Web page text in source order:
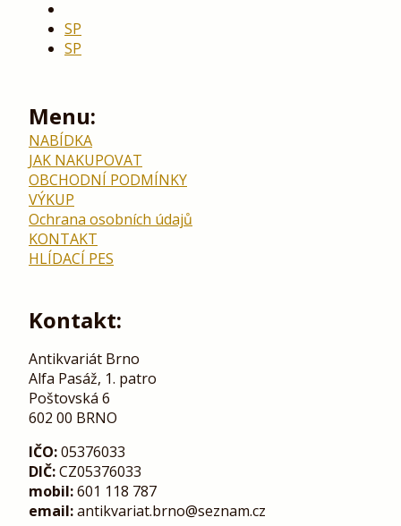
SP
SP
Menu:
NABÍDKA
JAK NAKUPOVAT
OBCHODNÍ PODMÍNKY
VÝKUP
Ochrana osobních údajů
KONTAKT
HLÍDACÍ PES
Kontakt:
Antikvariát Brno
Alfa Pasáž, 1. patro
Poštovská 6
602 00 BRNO
IČO:05376033
DIČ:CZ05376033
mobil:601 118 787
email:antikvariat.brno@seznam.cz